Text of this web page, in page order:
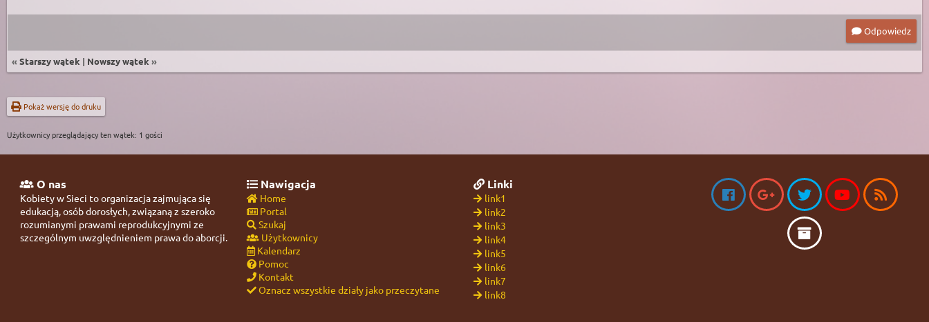
Odpowiedz
« Starszy wątek | Nowszy wątek »
Pokaż wersję do druku
Użytkownicy przeglądający ten wątek: 1 gości
O nas
Kobiety w Sieci to organizacja zajmująca się
edukacją, osób dorosłych, związaną z szeroko
rozumianymi prawami reprodukcyjnymi ze
szczególnym uwzględnieniem prawa do aborcji.
Nawigacja
Home
Portal
Szukaj
Użytkownicy
Kalendarz
Pomoc
Kontakt
Oznacz wszystkie działy jako przeczytane
Linki
link1
link2
link3
link4
link5
link6
link7
link8